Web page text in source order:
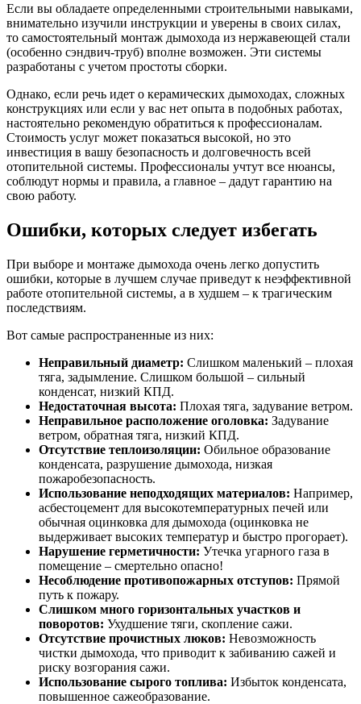
Если вы обладаете определенными строительными навыками,
внимательно изучили инструкции и уверены в своих силах,
то самостоятельный монтаж дымохода из нержавеющей стали
(особенно сэндвич-труб) вполне возможен. Эти системы
разработаны с учетом простоты сборки.
Однако, если речь идет о керамических дымоходах, сложных
конструкциях или если у вас нет опыта в подобных работах,
настоятельно рекомендую обратиться к профессионалам.
Стоимость услуг может показаться высокой, но это
инвестиция в вашу безопасность и долговечность всей
отопительной системы. Профессионалы учтут все нюансы,
соблюдут нормы и правила, а главное – дадут гарантию на
свою работу.
Ошибки, которых следует избегать
При выборе и монтаже дымохода очень легко допустить
ошибки, которые в лучшем случае приведут к неэффективной
работе отопительной системы, а в худшем – к трагическим
последствиям.
Вот самые распространенные из них:
Неправильный диаметр: Слишком маленький – плохая
тяга, задымление. Слишком большой – сильный
конденсат, низкий КПД.
Недостаточная высота: Плохая тяга, задувание ветром.
Неправильное расположение оголовка: Задувание
ветром, обратная тяга, низкий КПД.
Отсутствие теплоизоляции: Обильное образование
конденсата, разрушение дымохода, низкая
пожаробезопасность.
Использование неподходящих материалов: Например,
асбестоцемент для высокотемпературных печей или
обычная оцинковка для дымохода (оцинковка не
выдерживает высоких температур и быстро прогорает).
Нарушение герметичности: Утечка угарного газа в
помещение – смертельно опасно!
Несоблюдение противопожарных отступов: Прямой
путь к пожару.
Слишком много горизонтальных участков и
поворотов: Ухудшение тяги, скопление сажи.
Отсутствие прочистных люков: Невозможность
чистки дымохода, что приводит к забиванию сажей и
риску возгорания сажи.
Использование сырого топлива: Избыток конденсата,
повышенное сажеобразование.